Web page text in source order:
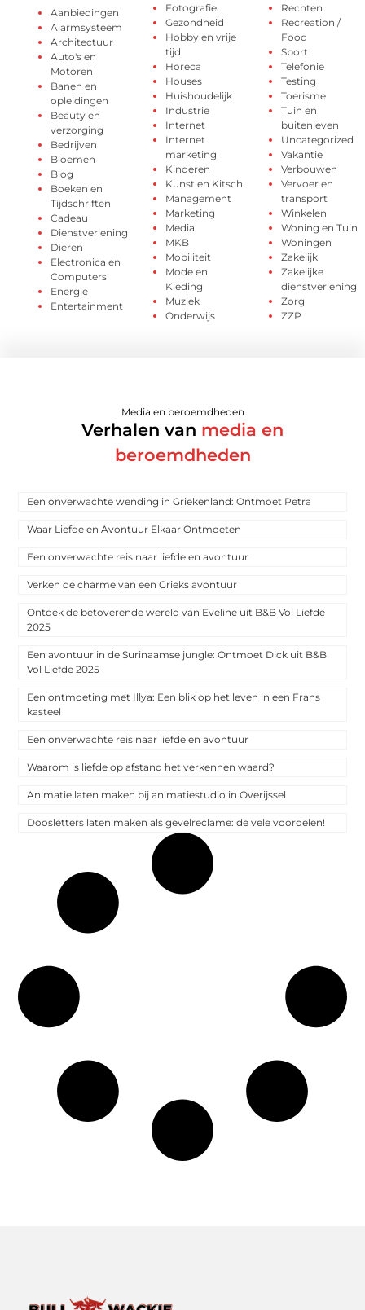
Aanbiedingen
Alarmsysteem
Architectuur
Auto's en
Motoren
Banen en
opleidingen
Beauty en
verzorging
Bedrijven
Bloemen
Blog
Boeken en
Tijdschriften
Cadeau
Dienstverlening
Dieren
Electronica en
Computers
Energie
Entertainment
Fotografie
Gezondheid
Hobby en vrije
tijd
Horeca
Houses
Huishoudelijk
Industrie
Internet
Internet
marketing
Kinderen
Kunst en Kitsch
Management
Marketing
Media
MKB
Mobiliteit
Mode en
Kleding
Muziek
Onderwijs
Rechten
Recreation /
Food
Sport
Telefonie
Testing
Toerisme
Tuin en
buitenleven
Uncategorized
Vakantie
Verbouwen
Vervoer en
transport
Winkelen
Woning en Tuin
Woningen
Zakelijk
Zakelijke
dienstverlening
Zorg
ZZP
Media en beroemdheden
Verhalen van media en
beroemdheden
Een onverwachte wending in Griekenland: Ontmoet Petra
Waar Liefde en Avontuur Elkaar Ontmoeten
Een onverwachte reis naar liefde en avontuur
Verken de charme van een Grieks avontuur
Ontdek de betoverende wereld van Eveline uit B&B Vol Liefde
2025
Een avontuur in de Surinaamse jungle: Ontmoet Dick uit B&B
Vol Liefde 2025
Een ontmoeting met Illya: Een blik op het leven in een Frans
kasteel
Een onverwachte reis naar liefde en avontuur
Waarom is liefde op afstand het verkennen waard?
Animatie laten maken bij animatiestudio in Overijssel
Doosletters laten maken als gevelreclame: de vele voordelen!